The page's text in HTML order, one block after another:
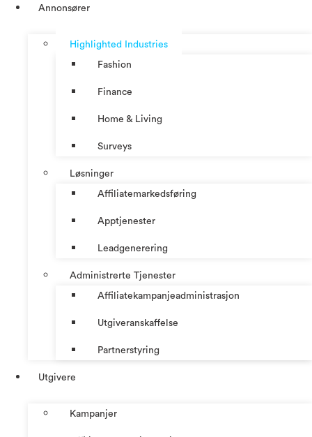
Annonsører
Highlighted Industries
Fashion
Finance
Home & Living
Surveys
Løsninger
Affiliatemarkedsføring
Apptjenester
Leadgenerering
Administrerte Tjenester
Affiliatekampanjeadministrasjon
Utgiveranskaffelse
Partnerstyring
Utgivere
Kampanjer